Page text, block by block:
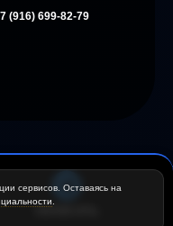
НАПИСАТЬ
сервисов. Оставаясь на